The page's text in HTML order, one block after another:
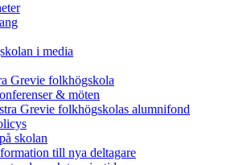
i media
Grevie folkhögskola
& möten
Grevie folkhögskolas alumnifond
skolan
till nya deltagare